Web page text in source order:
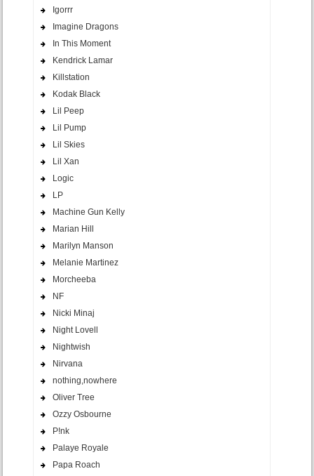
Igorrr
Imagine Dragons
In This Moment
Kendrick Lamar
Killstation
Kodak Black
Lil Peep
Lil Pump
Lil Skies
Lil Xan
Logic
LP
Machine Gun Kelly
Marian Hill
Marilyn Manson
Melanie Martinez
Morcheeba
NF
Nicki Minaj
Night Lovell
Nightwish
Nirvana
nothing,nowhere
Oliver Tree
Ozzy Osbourne
P!nk
Palaye Royale
Papa Roach